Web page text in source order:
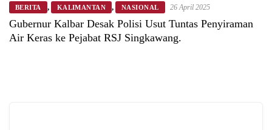
BERITA , KALIMANTAN , NASIONAL 26 April 2025
Gubernur Kalbar Desak Polisi Usut Tuntas Penyiraman
Air Keras ke Pejabat RSJ Singkawang.